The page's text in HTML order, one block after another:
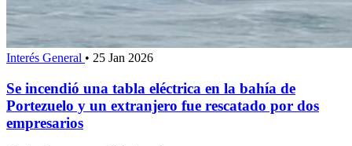
Interés General • 25 Jan 2026
Se incendió una tabla eléctrica en la bahía de
Portezuelo y un extranjero fue rescatado por dos
empresarios